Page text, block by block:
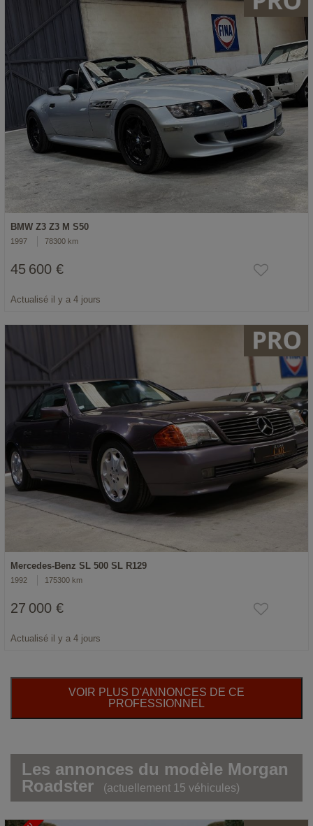
BMW Z3 Z3 M S50
1997 78300 km
45 600 €
Actualisé il y a 4 jours
Mercedes-Benz SL 500 SL R129
1992 175300 km
27 000 €
Actualisé il y a 4 jours
VOIR PLUS D'ANNONCES DE CE
PROFESSIONNEL
Les annonces du modèle Morgan
Roadster
(actuellement 15 véhicules)